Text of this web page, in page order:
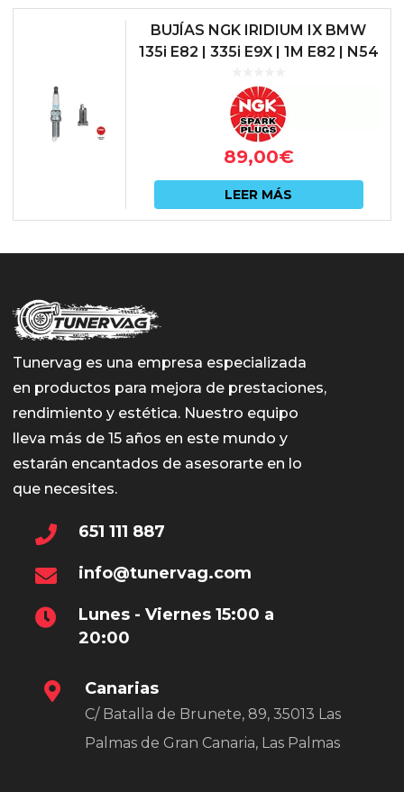
BUJÍAS NGK IRIDIUM IX BMW
135i E82 | 335i E9X | 1M E82 | N54
89,00€
LEER MÁS
Tunervag es una empresa especializada
en productos para mejora de prestaciones,
rendimiento y estética. Nuestro equipo
lleva más de 15 años en este mundo y
estarán encantados de asesorarte en lo
que necesites.
651 111 887
info@tunervag.com
Lunes - Viernes 15:00 a
20:00
Canarias
C/ Batalla de Brunete, 89, 35013 Las
Palmas de Gran Canaria, Las Palmas